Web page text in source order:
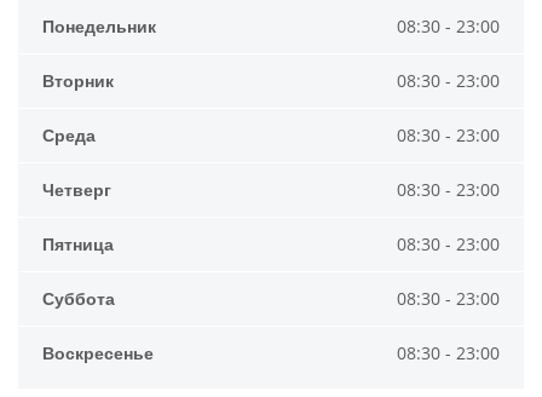
Понедельник 08:30 - 23:00
Вторник 08:30 - 23:00
Среда 08:30 - 23:00
Четверг 08:30 - 23:00
Пятница 08:30 - 23:00
Суббота 08:30 - 23:00
Воскресенье 08:30 - 23:00